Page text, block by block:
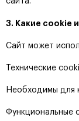
3. Какие cookie
Сайт может
Технические
Необходимы для
Функциональные